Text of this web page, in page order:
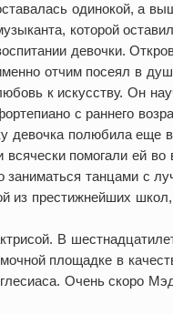
одинокой, а
которой
девочки.
отчим посеял в
к искусству. Он
с раннего
девочка полюбила еще
помогали ей во
заниматься танцами с
из престижнейших
В
площадке в
Очень скоро